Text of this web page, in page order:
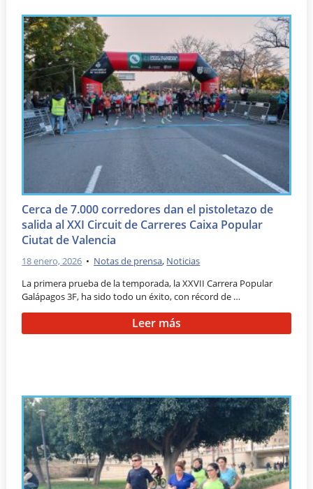
Cerca de 7.000 corredores dan el pistoletazo de
salida al XXI Circuit de Carreres Caixa Popular
Ciutat de Valencia
18 enero, 2026 • Notas de prensa, Noticias
La primera prueba de la temporada, la XXVII Carrera Popular
Galápagos 3F, ha sido todo un éxito, con récord de …
Leer más